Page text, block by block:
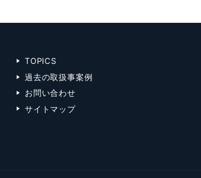
TOPICS
過去の取扱事案例
お問い合わせ
サイトマップ